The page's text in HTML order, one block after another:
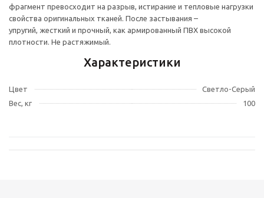
фрагмент превосходит на разрыв, истирание и тепловые нагрузки
свойства оригинальных тканей. После застывания –
упругий, жесткий и прочный, как армированный ПВХ высокой
плотности. Не растяжимый.
Характеристики
Цвет
Светло-Серый
Вес, кг
100